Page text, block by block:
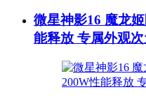
微星神影16 魔龙
能释放 专属外观